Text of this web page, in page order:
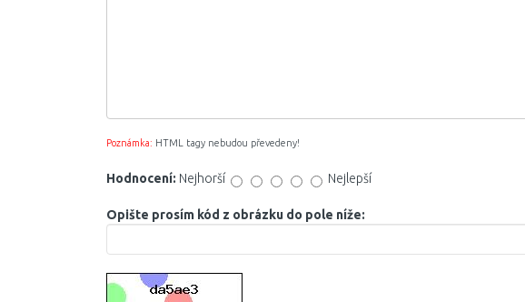
Poznámka: HTML tagy nebudou převedeny!
Hodnocení: Nejhorší Nejlepší
Opište prosím kód z obrázku do pole níže: